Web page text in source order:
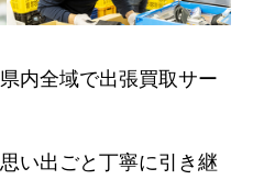
内全域で出張買取サー
い出ごと丁寧に引き継